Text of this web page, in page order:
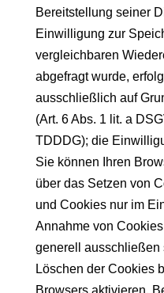
Bereitstellung seiner
Einwilligung zur
vergleichbaren
abgefragt wurde,
ausschließlich auf
(Art. 6 Abs. 1 lit. a
TDDDG); die
Sie können Ihren
über das Setzen von
und Cookies nur im
Annahme von
generell ausschließen
Löschen der Cookies
Browsers aktivieren.